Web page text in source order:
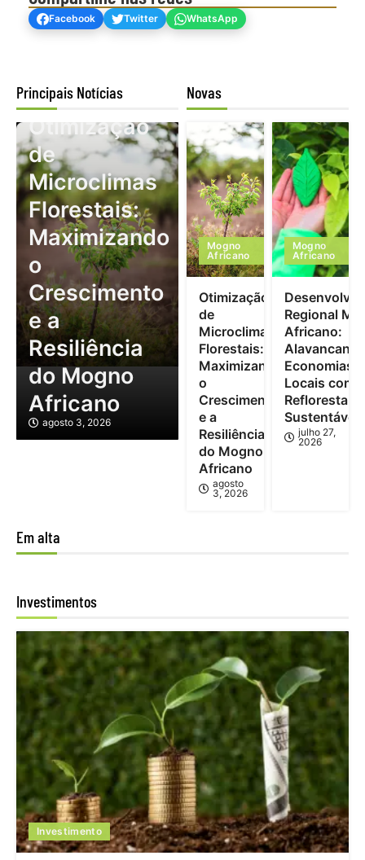
Facebook Twitter WhatsApp
Principais Notícias
Mogno Africano
Otimização
de
Microclimas
Florestais:
Maximizando
o
Crescimento
e a
Resiliência
do Mogno
Africano
agosto 3, 2026
Novas
Mogno
Africano
Otimização
de
Microclimas
Florestais:
Maximizando
o
Crescimento
e a
Resiliência
do Mogno
Africano
agosto
3, 2026
Mogno
Africano
Regional
Africano:
Economias
Locais com
Sustentável
julho 27,
2026
Em alta
Investimentos
Investimento